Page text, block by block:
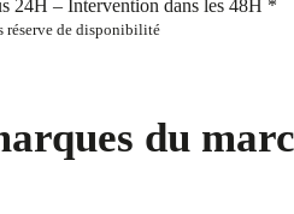
24H – Intervention dans les 48H *
réserve de disponibilité
du